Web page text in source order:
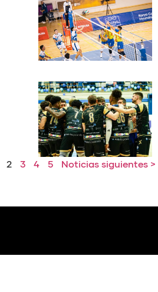
2 3 4 5 Noticias siguientes >